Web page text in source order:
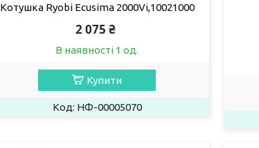
Котушка Ryobi Ecusima 2000Vi,10021000
2 075 ₴
В наявності 1 од.
Купити
НФ-00005070